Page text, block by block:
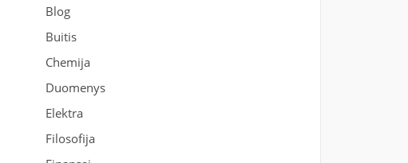
Blog
Buitis
Chemija
Duomenys
Elektra
Filosofija